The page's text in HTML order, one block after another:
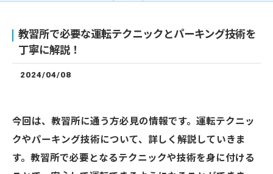
教習所で必要な運転テクニックとパーキング技術を
丁寧に解説！
2024/04/08
今回は、教習所に通う方必見の情報です。運転テクニッ
クやパーキング技術について、詳しく解説していきま
す。教習所で必要となるテクニックや技術を身に付ける